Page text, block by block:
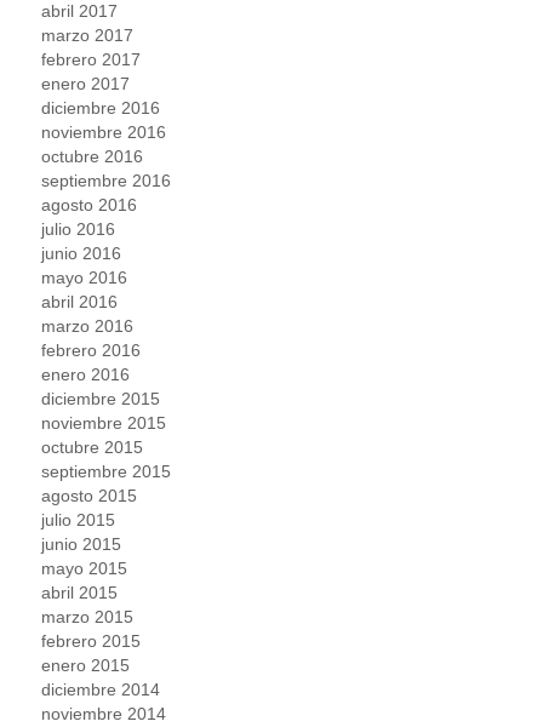
abril 2017
marzo 2017
febrero 2017
enero 2017
diciembre 2016
noviembre 2016
octubre 2016
septiembre 2016
agosto 2016
julio 2016
junio 2016
mayo 2016
abril 2016
marzo 2016
febrero 2016
enero 2016
diciembre 2015
noviembre 2015
octubre 2015
septiembre 2015
agosto 2015
julio 2015
junio 2015
mayo 2015
abril 2015
marzo 2015
febrero 2015
enero 2015
diciembre 2014
noviembre 2014